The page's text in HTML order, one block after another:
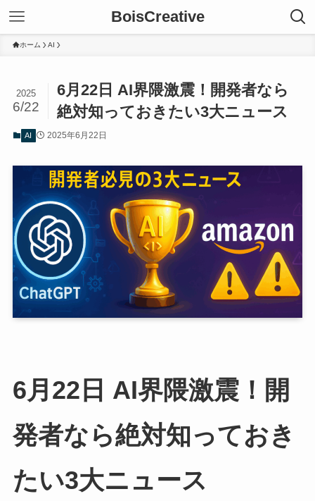
BoisCreative
ホーム AI
6月22日 AI界隈激震！開発者なら
絶対知っておきたい3大ニュース
2025
6/22
AI 2025年6月22日
6月22日 AI界隈激震！開
発者なら絶対知っておき
たい3大ニュース